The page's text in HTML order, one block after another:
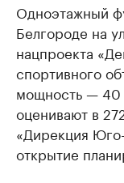
Одноэтажный
Белгороде на
нацпроекта
спортивного
мощность — 40
оценивают в
«Дирекция
открытие